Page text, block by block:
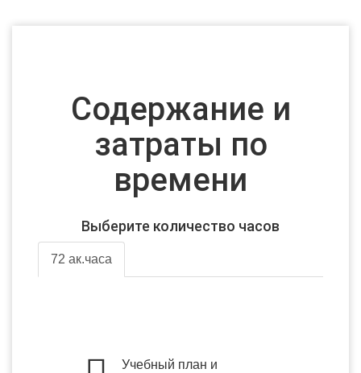
Содержание и
затраты по
времени
Выберите количество часов
72 ак.часа
Учебный план и